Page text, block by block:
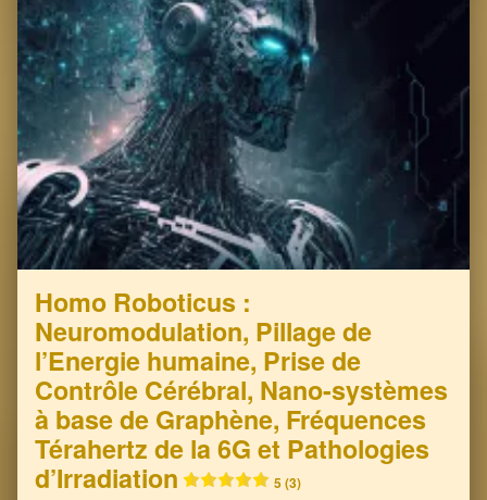
Homo Roboticus :
Neuromodulation, Pillage de
l’Energie humaine, Prise de
Contrôle Cérébral, Nano-systèmes
à base de Graphène, Fréquences
Térahertz de la 6G et Pathologies
d’Irradiation
5 (3)